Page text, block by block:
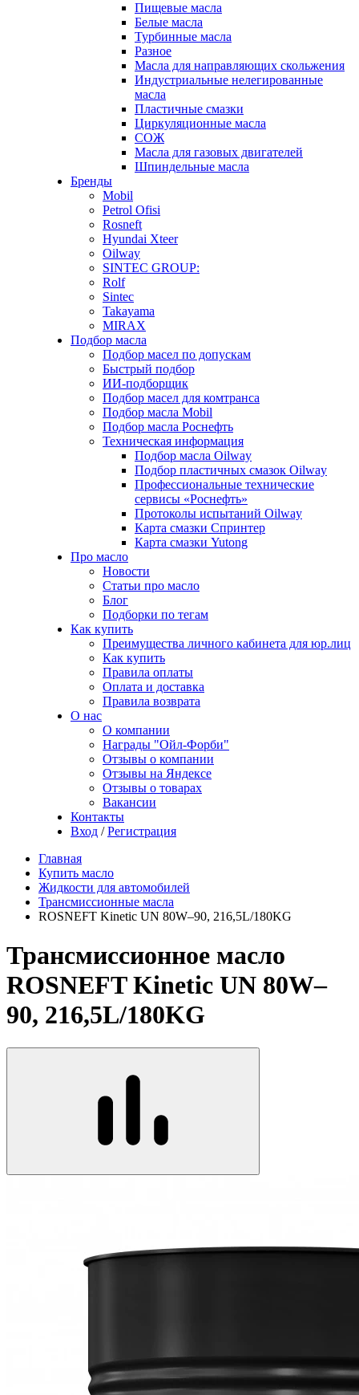
Пищевые масла
Белые масла
Турбинные масла
Разное
Масла для направляющих скольжения
Индустриальные нелегированные
масла
Пластичные смазки
Циркуляционные масла
СОЖ
Масла для газовых двигателей
Шпиндельные масла
Бренды
Mobil
Petrol Ofisi
Rosneft
Hyundai Xteer
Oilway
SINTEC GROUP:
Rolf
Sintec
Takayama
MIRAX
Подбор масла
Подбор масел по допускам
Быстрый подбор
ИИ-подборщик
Подбор масел для комтранса
Подбор масла Mobil
Подбор масла Роснефть
Техническая информация
Подбор масла Oilway
Подбор пластичных смазок Oilway
Профессиональные технические
сервисы «Роснефть»
Протоколы испытаний Oilway
Карта смазки Спринтер
Карта смазки Yutong
Про масло
Новости
Статьи про масло
Блог
Подборки по тегам
Как купить
Преимущества личного кабинета для юр.лиц
Как купить
Правила оплаты
Оплата и доставка
Правила возврата
О нас
О компании
Награды "Ойл-Форби"
Отзывы о компании
Отзывы на Яндексе
Отзывы о товарах
Вакансии
Контакты
Вход / Регистрация
Главная
Купить масло
Жидкости для автомобилей
Трансмиссионные масла
ROSNEFT Kinetic UN 80W–90, 216,5L/180KG
Трансмиссионное масло
ROSNEFT Kinetic UN 80W–
90, 216,5L/180KG